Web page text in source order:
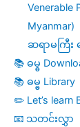
Venerable
Myanmar)
ဆရာမကြီး
📚 ဓမ္ဓ
📚 ဓမ္ဓ Library
✏️ Let’s learn
📧 သတင်းလွှာ